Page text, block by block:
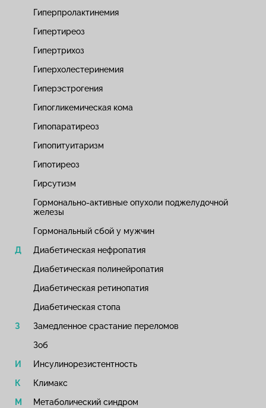
Гиперпролактинемия
Гипертиреоз
Гипертрихоз
Гиперхолестеринемия
Гиперэстрогения
Гипогликемическая кома
Гипопаратиреоз
Гипопитуитаризм
Гипотиреоз
Гирсутизм
Гормонально-активные опухоли поджелудочной
железы
Гормональный сбой у мужчин
Диабетическая нефропатия
Диабетическая полинейропатия
Диабетическая ретинопатия
Диабетическая стопа
Замедленное срастание переломов
Зоб
Инсулинорезистентность
Климакс
Метаболический синдром